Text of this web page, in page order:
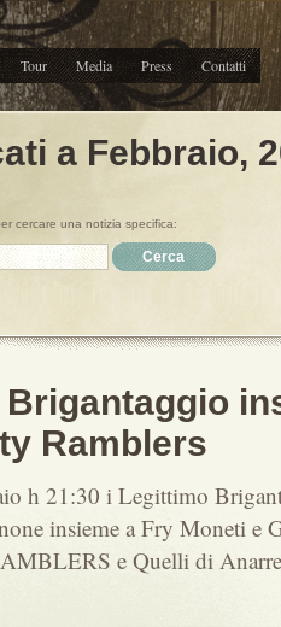
Tour Media Press Contatti
a Febbraio,
cercare una notizia specifica:
Ramblers
h 21:30 i Legittimo
insieme a Fry Moneti e
e Quelli di